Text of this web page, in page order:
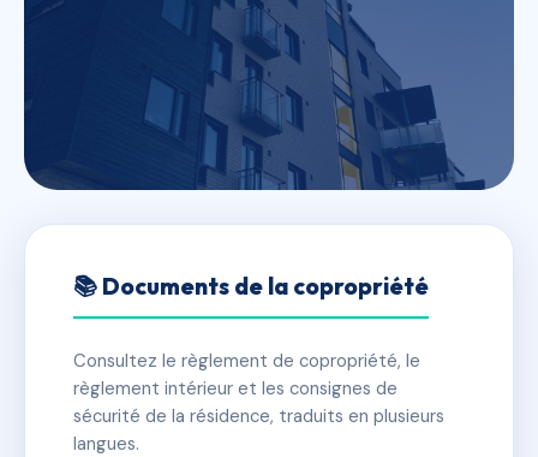
SYNDICAT SECONDAIRE
CORMORAN BATIMENT B
📍 22 r du port 34280 La Grande-Motte
✓ Immatriculée 🏠 20 lots 🏗 1 bâtiment(s)
📚 Documents de la copropriété
Consultez le règlement de copropriété, le
règlement intérieur et les consignes de
sécurité de la résidence, traduits en plusieurs
langues.